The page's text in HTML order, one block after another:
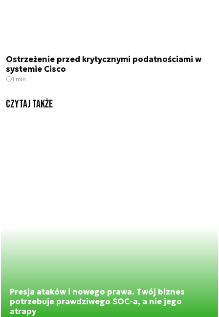
Ostrzeżenie przed krytycznymi podatnościami w
systemie Cisco
1 min.
Czytaj także
Presja ataków i nowego prawa. Twój biznes
potrzebuje prawdziwego SOC-a, a nie jego
atrapy